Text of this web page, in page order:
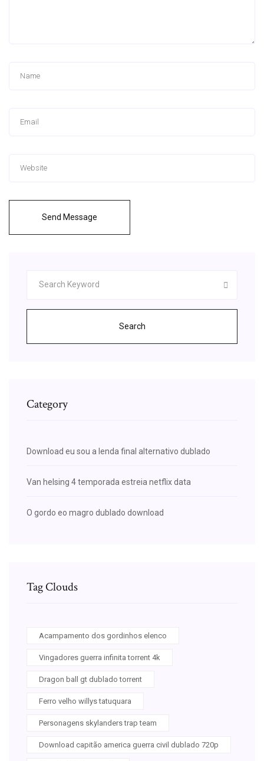
Send Message
Search
Category
Download eu sou a lenda final alternativo dublado
Van helsing 4 temporada estreia netflix data
O gordo eo magro dublado download
Tag Clouds
Acampamento dos gordinhos elenco
Vingadores guerra infinita torrent 4k
Dragon ball gt dublado torrent
Ferro velho willys tatuquara
Personagens skylanders trap team
Download capitão america guerra civil dublado 720p